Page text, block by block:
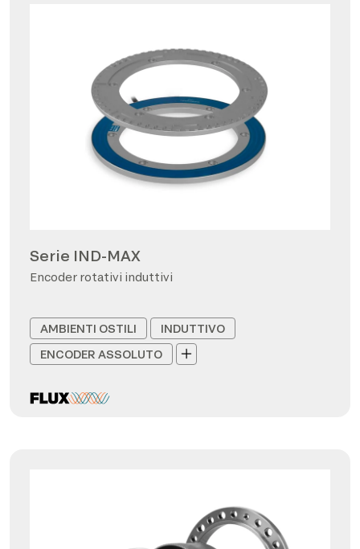
Serie IND-MAX
Encoder rotativi induttivi
AMBIENTI OSTILI
INDUTTIVO
ENCODER ASSOLUTO